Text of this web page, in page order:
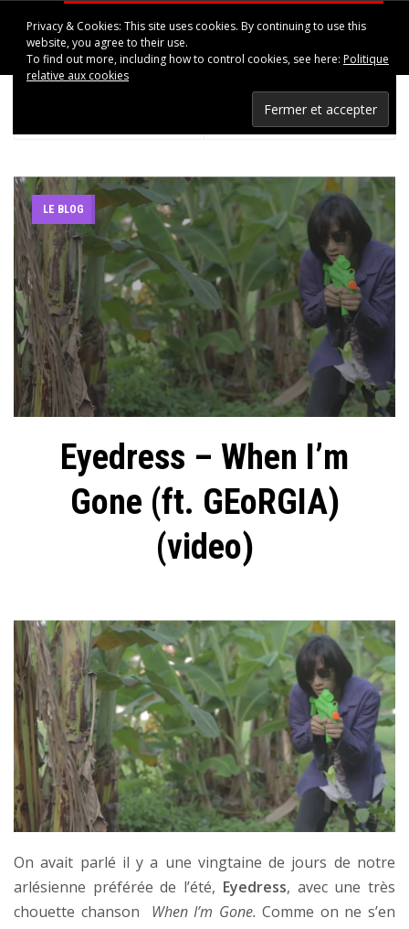
HAPPINESS IN UPPSALA
NEXT POST >
LE BLOG
Eyedress – When I’m
Gone (ft. GEoRGIA)
(video)
On avait parlé il y a une vingtaine de jours de notre
arlésienne préférée de l’été, Eyedress, avec une très
chouette chanson When I’m Gone.Comme on ne s’en
Privacy & Cookies: This site uses cookies. By continuing to use this
website, you agree to their use.
To find out more, including how to control cookies, see here: Politique
relative aux cookies